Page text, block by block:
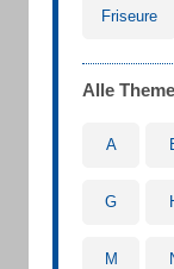
Friseure
Alle
A
G
M